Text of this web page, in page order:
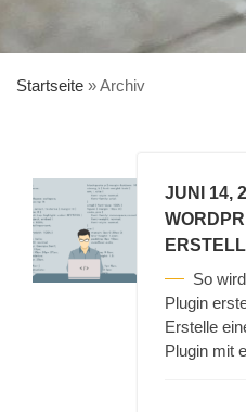
Startseite »Archiv
JUNI 14,
So
Plugin
Erstelle
Plugin mit